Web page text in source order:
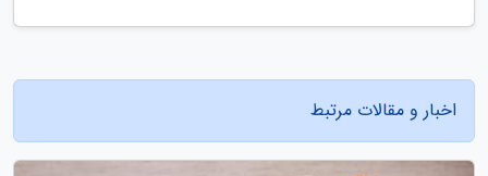
اخبار و مقالات مرتبط